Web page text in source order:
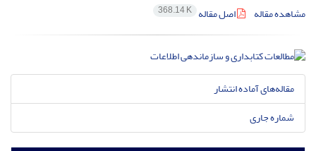
مشاهده مقاله
اصل مقاله 368.14 K
مقاله‌های آماده انتشار
شماره جاری